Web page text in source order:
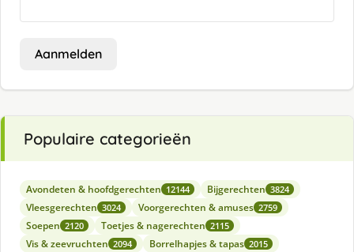
Aanmelden
Populaire categorieën
Avondeten & hoofdgerechten 12144 Bijgerechten 3824
Vleesgerechten 3024 Voorgerechten & amuses 2759
Soepen 2120 Toetjes & nagerechten 2115
Vis & zeevruchten 2094 Borrelhapjes & tapas 2015